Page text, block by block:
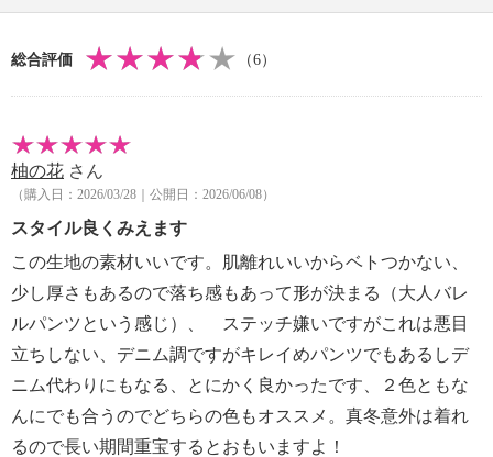
【原産国（地）】
総合評価 （6）
柚の花 さん
（購入日：2026/03/28｜公開日：2026/06/08）
スタイル良くみえます
この生地の素材いいです。肌離れいいからベトつかない、
少し厚さもあるので落ち感もあって形が決まる（大人バレ
ルパンツという感じ）、 ステッチ嫌いですがこれは悪目
立ちしない、デニム調ですがキレイめパンツでもあるしデ
ニム代わりにもなる、とにかく良かったです、２色ともな
んにでも合うのでどちらの色もオススメ。真冬意外は着れ
るので長い期間重宝するとおもいますよ！